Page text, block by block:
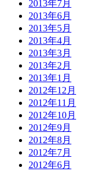
2013年7月
2013年6月
2013年5月
2013年4月
2013年3月
2013年2月
2013年1月
2012年12月
2012年11月
2012年10月
2012年9月
2012年8月
2012年7月
2012年6月